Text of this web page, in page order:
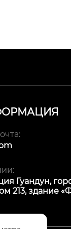
Гуандун,
213, здание